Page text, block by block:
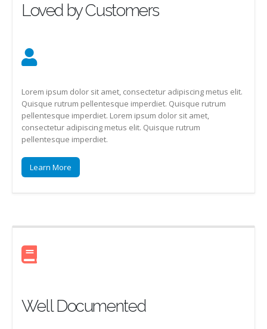
Loved by Customers
Lorem ipsum dolor sit amet, consectetur adipiscing metus elit.
Quisque rutrum pellentesque imperdiet. Quisque rutrum
pellentesque imperdiet. Lorem ipsum dolor sit amet,
consectetur adipiscing metus elit. Quisque rutrum
pellentesque imperdiet.
Learn More
Well Documented